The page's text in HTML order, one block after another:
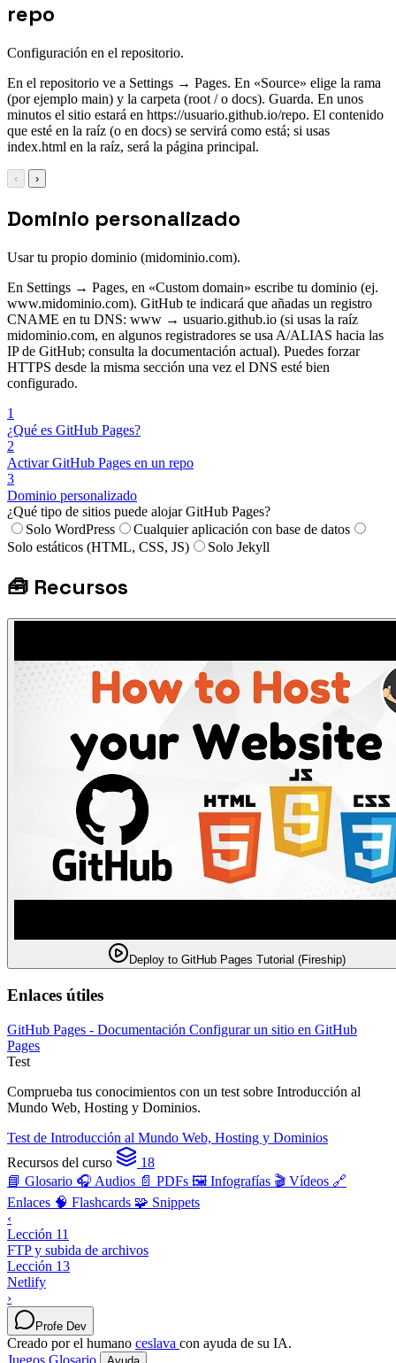
repo
Configuración en el repositorio.
En el repositorio ve a Settings → Pages. En «Source» elige la rama
(por ejemplo main) y la carpeta (root / o docs). Guarda. En unos
minutos el sitio estará en https://usuario.github.io/repo. El contenido
que esté en la raíz (o en docs) se servirá como está; si usas
index.html en la raíz, será la página principal.
‹ ›
Dominio personalizado
Usar tu propio dominio (midominio.com).
En Settings → Pages, en «Custom domain» escribe tu dominio (ej.
www.midominio.com). GitHub te indicará que añadas un registro
CNAME en tu DNS: www → usuario.github.io (si usas la raíz
midominio.com, en algunos registradores se usa A/ALIAS hacia las
IP de GitHub; consulta la documentación actual). Puedes forzar
HTTPS desde la misma sección una vez el DNS esté bien
configurado.
1
¿Qué es GitHub Pages?
2
Activar GitHub Pages en un repo
3
Dominio personalizado
¿Qué tipo de sitios puede alojar GitHub Pages?
Solo WordPress
Cualquier aplicación con base de datos
Solo estáticos (HTML, CSS, JS)
Solo Jekyll
🧰 Recursos
Deploy to GitHub Pages Tutorial (Fireship)
Enlaces útiles
GitHub Pages - Documentación Configurar un sitio en GitHub
Pages
Test
Comprueba tus conocimientos con un test sobre Introducción al
Mundo Web, Hosting y Dominios.
Test de Introducción al Mundo Web, Hosting y Dominios
Recursos del curso
18
📘 Glosario 🎧 Audios 📄 PDFs 🖼️ Infografías 🎬 Vídeos 🔗
Enlaces 🧠 Flashcards 🧩 Snippets
‹
Lección 11
FTP y subida de archivos
Lección 13
Netlify
›
Profe Dev
Creado por el humano ceslava con ayuda de su IA.
Juegos Glosario